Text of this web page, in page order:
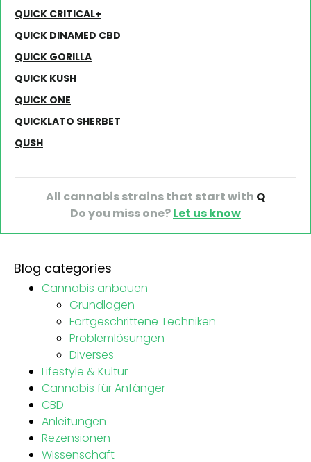
QUICK CRITICAL+
QUICK DINAMED CBD
QUICK GORILLA
QUICK KUSH
QUICK ONE
QUICKLATO SHERBET
QUSH
All cannabis strains that start with Q
Do you miss one?Let us know
Blog categories
Cannabis anbauen
Grundlagen
Fortgeschrittene Techniken
Problemlösungen
Diverses
Lifestyle & Kultur
Cannabis für Anfänger
CBD
Anleitungen
Rezensionen
Wissenschaft